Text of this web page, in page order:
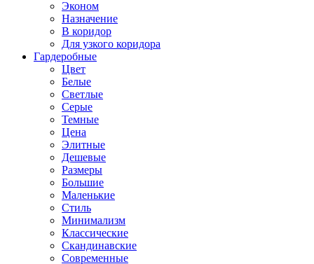
Эконом
Назначение
В коридор
Для узкого коридора
Гардеробные
Цвет
Белые
Светлые
Серые
Темные
Цена
Элитные
Дешевые
Размеры
Большие
Маленькие
Стиль
Минимализм
Классические
Скандинавские
Современные